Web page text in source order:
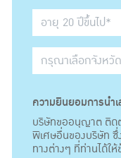
ความยินยอมการน
บริษัทขออนุญาต ติด
พิเศษอื่นของบริษัท ซึ่
ทางต่างๆ ที่ท่านได้ใ